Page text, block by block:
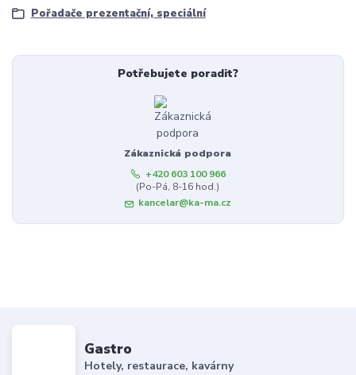
Pořadače prezentační, speciální
Potřebujete poradit?
Zákaznická podpora
+420 603 100 966
(Po-Pá, 8-16 hod.)
kancelar@ka-ma.cz
Gastro
Hotely, restaurace, kavárny